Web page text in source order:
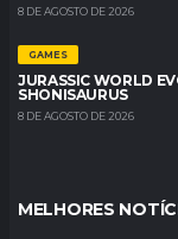
8 DE AGOSTO DE 2026
GAMES
JURASSIC WORLD
SHONISAURUS
8 DE AGOSTO DE 2026
MELHORES